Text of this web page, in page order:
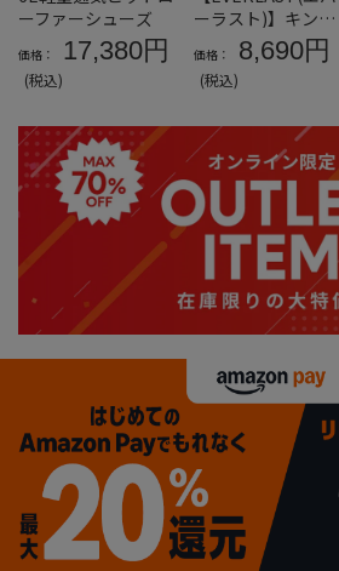
ーファーシューズ
価格： 17,380円
(税込)
ーラスト)】キング
サイズ6Eスタンドフ
ィットスニーカー
価格： 8,690円
(税込)